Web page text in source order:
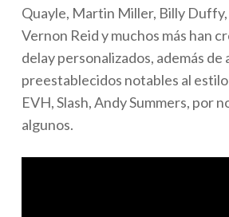
Quayle, Martin Miller, Billy
Vernon Reid y muchos más han
delay personalizados, además de
preestablecidos notables al
EVH, Slash, Andy Summers, por
algunos.